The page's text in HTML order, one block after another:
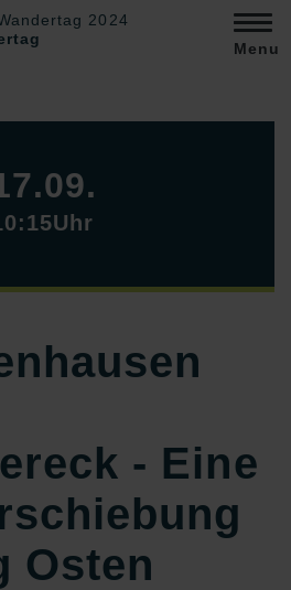
Menu
- Eine
Osten